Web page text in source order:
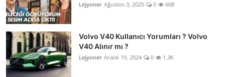
Lejyoner Ağustos 3, 2025 0 608
Volvo V40 Kullanıcı Yorumları ? Volvo
V40 Alınır mı ?
Lejyoner Aralık 19, 2024 0 1.3K